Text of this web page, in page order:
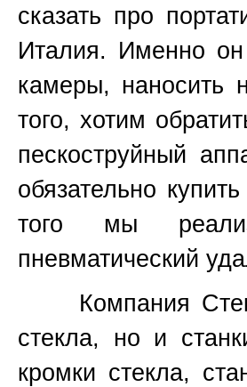
сказать про
Италия. Именно он
камеры, наносить
того, хотим
пескоструйный
обязательно
того мы
пневматический
Компания
стекла, но и
кромки стекла,